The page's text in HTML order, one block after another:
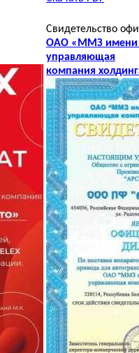
Свидетельство
ОАО «ММЗ имени
управляющая
компания